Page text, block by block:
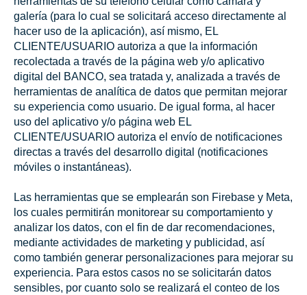
galería (para lo cual se solicitará acceso directamente al
hacer uso de la aplicación), así mismo, EL
CLIENTE/USUARIO autoriza a que la información
recolectada a través de la página web y/o aplicativo
digital del BANCO, sea tratada y, analizada a través de
herramientas de analítica de datos que permitan mejorar
su experiencia como usuario. De igual forma, al hacer
uso del aplicativo y/o página web EL
CLIENTE/USUARIO autoriza el envío de notificaciones
directas a través del desarrollo digital (notificaciones
móviles o instantáneas).
Las herramientas que se emplearán son Firebase y Meta,
los cuales permitirán monitorear su comportamiento y
analizar los datos, con el fin de dar recomendaciones,
mediante actividades de marketing y publicidad, así
como también generar personalizaciones para mejorar su
experiencia. Para estos casos no se solicitarán datos
sensibles, por cuanto solo se realizará el conteo de los